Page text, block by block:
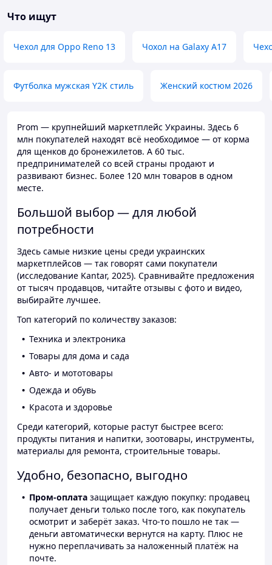
Что ищут
Чехол для Oppo Reno 13 Чохол на Galaxy A17
Футболка мужская Y2K стиль Женский костюм 2026
Prom — крупнейший маркетплейс Украины. Здесь 6
млн покупателей находят всё необходимое — от корма
для щенков до бронежилетов. А 60 тыс.
предпринимателей со всей страны продают и
развивают бизнес. Более 120 млн товаров в одном
месте.
Большой выбор — для любой
потребности
Здесь самые низкие цены среди украинских
маркетплейсов — так говорят сами покупатели
(исследование Kantar, 2025). Сравнивайте предложения
от тысяч продавцов, читайте отзывы с фото и видео,
выбирайте лучшее.
Топ категорий по количеству заказов:
Техника и электроника
Товары для дома и сада
Авто- и мототовары
Одежда и обувь
Красота и здоровье
Среди категорий, которые растут быстрее всего:
продукты питания и напитки, зоотовары, инструменты,
материалы для ремонта, строительные товары.
Удобно, безопасно, выгодно
Пром-оплата защищает каждую покупку: продавец
получает деньги только после того, как покупатель
осмотрит и заберёт заказ. Что-то пошло не так —
деньги автоматически вернутся на карту. Плюс не
нужно переплачивать за наложенный платёж на
почте.